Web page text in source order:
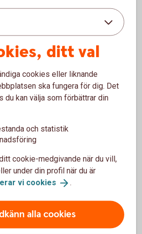
Betal- och
kreditkort
Guld
0 kr
Nej Nej
ditt val
cookies eller liknande
ska fungera för dig. Det
du kan välja som förbättrar din
och statistik
cookie-medgivande när du vill,
under din profil när du är
vi cookies .
alla cookies